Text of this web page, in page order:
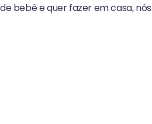
bebê e quer fazer em casa,